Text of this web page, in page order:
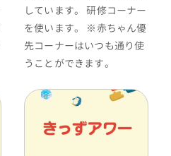
しています。 研修コーナー
を使います。 ※赤ちゃん優
先コーナーはいつも通り使
うことができます。